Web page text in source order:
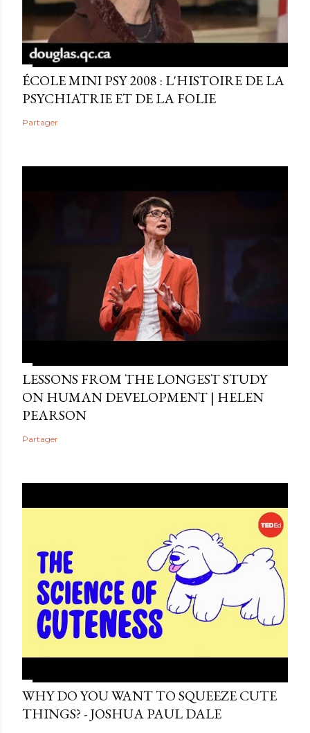
ÉCOLE MINI PSY 2008 : L'HISTOIRE DE LA
PSYCHIATRIE ET DE LA FOLIE
Partager
LESSONS FROM THE LONGEST STUDY
ON HUMAN DEVELOPMENT | HELEN
PEARSON
Partager
WHY DO YOU WANT TO SQUEEZE CUTE
THINGS? - JOSHUA PAUL DALE